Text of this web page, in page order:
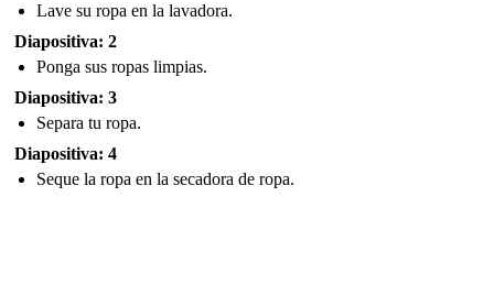
Lave su ropa en la lavadora.
Diapositiva: 2
Ponga sus ropas limpias.
Diapositiva: 3
Separa tu ropa.
Diapositiva: 4
Seque la ropa en la secadora de ropa.